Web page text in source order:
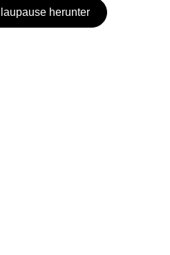
herunter